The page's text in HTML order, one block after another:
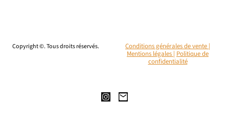
Copyright ©. Tous droits réservés.
Conditions générales de vente |
Mentions légales | Politique de
confidentialité